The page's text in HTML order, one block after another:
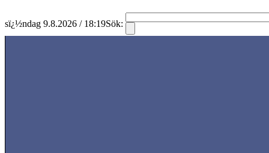
sï¿½ndag 9.8.2026 / 18:19Sök: